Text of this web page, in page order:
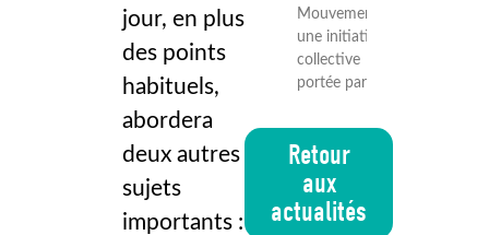
jour, en plus
des points
habituels,
abordera
deux autres
sujets
importants :
Mouvement est
une initiative
collective
portée par les
Retour
aux
actualités